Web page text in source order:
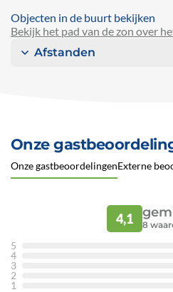
Objecten in de buurt bekijken
Bekijk het pad van de zon over
Afstanden
Onze
Onze gastbeoordelingenExterne
4,1 8
5
4
3
2
1